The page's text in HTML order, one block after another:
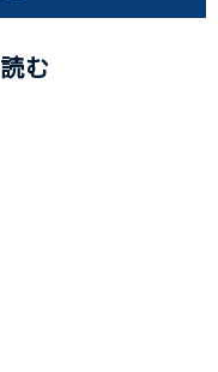
む